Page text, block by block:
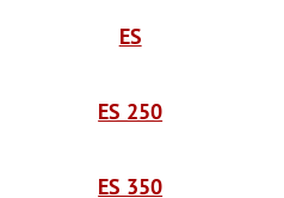
ES
ES 250
ES 350